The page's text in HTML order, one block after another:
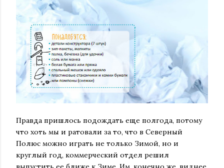
Правда пришлось подождать еще полгода, потому
что хоть мы и ратовали за то, что в Северный
Полюс можно играть не только Зимой, но и
круглый год, коммерческий отдел решил